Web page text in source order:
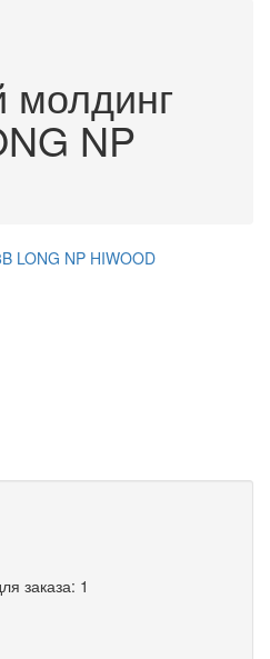
NP
заказа: 1